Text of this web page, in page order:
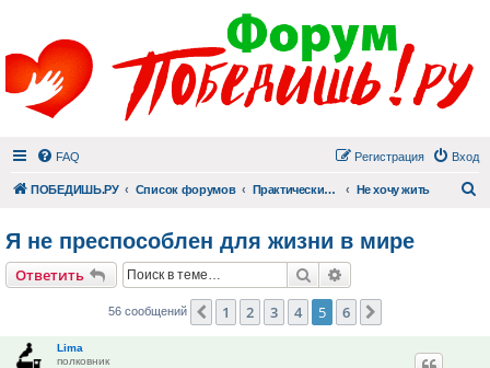
FAQ Вход
Регистрация
ПОБЕДИШЬ.РУ Список форумов Практический раздел Не хочу жить
Я не преспособлен для жизни в мире
Ответить Поиск
56 сообщений Пред.
1 2 3 4 5 6
Lima
полковник